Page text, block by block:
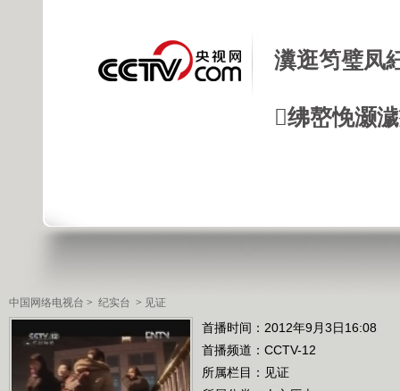
瀵逛笉璧凤
绋嶅悗灏
中国网络电视台 > 纪实台 > 见证
首播时间：2012年9月3日16:08
首播频道： CCTV-12
所属栏目： 见证